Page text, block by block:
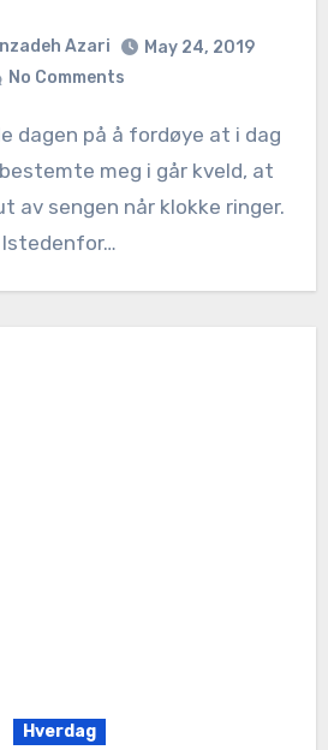
Azari
May 24, 2019
No Comments
meg i går kveld, at
av sengen når klokke ringer.
Istedenfor…
Hverdag